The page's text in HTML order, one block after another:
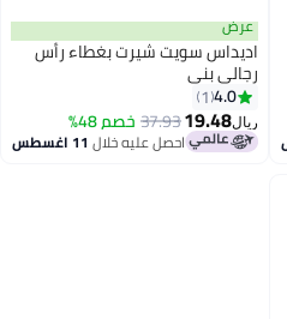
عرض
اديداس سويت شيرت بغطاء رأس
رجالي بني
4.0
1
19.48
37.93خصم 48%
احصل عليه خلال11 اغسطس